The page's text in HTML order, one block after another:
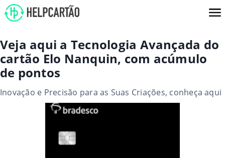
Veja aqui a Tecnologia Avançada do
cartão Elo Nanquin, com acúmulo
de pontos
Inovação e Precisão para as Suas Criações, conheça aqui